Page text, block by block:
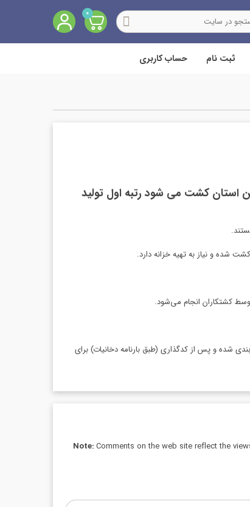
0
ثبت نام حساب کاربری
و با توجه به اینکه ۶۵ درصد از توتون کشور در این استان کشت می شود رتبه اول تولید
شده و نیاز به تهیه خزانه دارد.
کشتکاران انجام می‌شود.
شده و پس از کدگذاری (طبق بارنامه دخانیات) برای
Note:Comments on the web site reflect the